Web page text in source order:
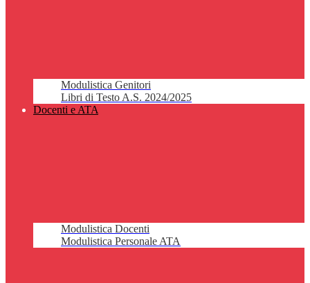
Modulistica Genitori
Libri di Testo A.S. 2024/2025
Docenti e ATA
Modulistica Docenti
Modulistica Personale ATA